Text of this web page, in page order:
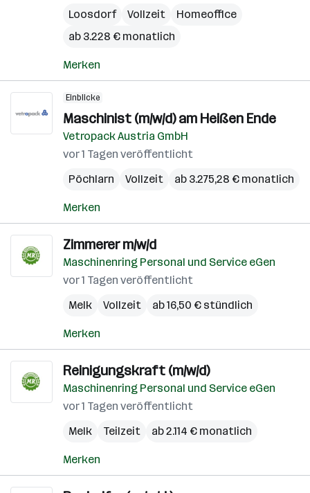
Loosdorf
Vollzeit
Homeoffice
ab 3.228 € monatlich
Merken
Einblicke
Maschinist (m/w/d) am Heißen Ende
Vetropack Austria GmbH
vor 1 Tagen veröffentlicht
Pöchlarn
Vollzeit ab 3.275,28 € monatlich
Merken
Zimmerer m/w/d
Maschinenring Personal und Service eGen
vor 1 Tagen veröffentlicht
Melk
Vollzeit ab 16,50 € stündlich
Merken
Reinigungskraft (m/w/d)
Maschinenring Personal und Service eGen
vor 1 Tagen veröffentlicht
Melk
Teilzeit ab 2.114 € monatlich
Merken